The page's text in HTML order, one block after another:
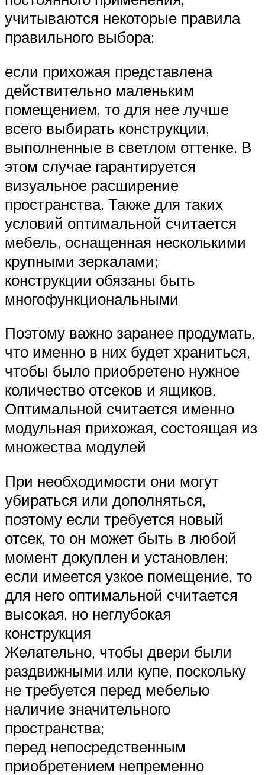
учитываются некоторые правила
правильного выбора:
если прихожая представлена
действительно маленьким
помещением, то для нее лучше
всего выбирать конструкции,
выполненные в светлом оттенке. В
этом случае гарантируется
визуальное расширение
пространства. Также для таких
условий оптимальной считается
мебель, оснащенная несколькими
крупными зеркалами;
конструкции обязаны быть
многофункциональными
Поэтому важно заранее продумать,
что именно в них будет храниться,
чтобы было приобретено нужное
количество отсеков и ящиков.
Оптимальной считается именно
модульная прихожая, состоящая из
множества модулей
При необходимости они могут
убираться или дополняться,
поэтому если требуется новый
отсек, то он может быть в любой
момент докуплен и установлен;
если имеется узкое помещение, то
для него оптимальной считается
высокая, но неглубокая
конструкция
Желательно, чтобы двери были
раздвижными или купе, поскольку
не требуется перед мебелью
наличие значительного
пространства;
перед непосредственным
приобретением непременно